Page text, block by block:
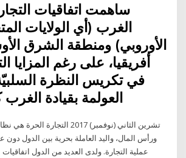
ساهمت اتفاقيات
الغرب (أي الولايات
الأوروبي) ومنطقة الشرق
أفريقيا، على رغم المزايا
في تكريس النظرة
العولمة بقيادة
ورأس المال، واليد العاملة بحرية بين الدول
عملية التجارة. ولدى العديد من الدول اتفاقيات